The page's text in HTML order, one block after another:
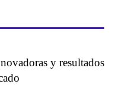
y resultados